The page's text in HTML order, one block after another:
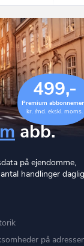
499,-
Premium
kr. /md. ekskl. moms.
abb.
på ejendomme,
handlinger
på